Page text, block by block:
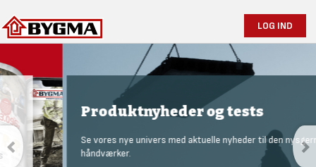
LOG IND
Produktnyheder og tests
Se vores nye univers med aktuelle nyheder til den nysgerrige
håndværker.